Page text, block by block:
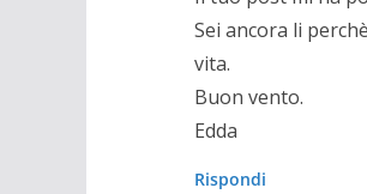
Sei ancora li
vita.
Buon vento.
Edda
Rispondi